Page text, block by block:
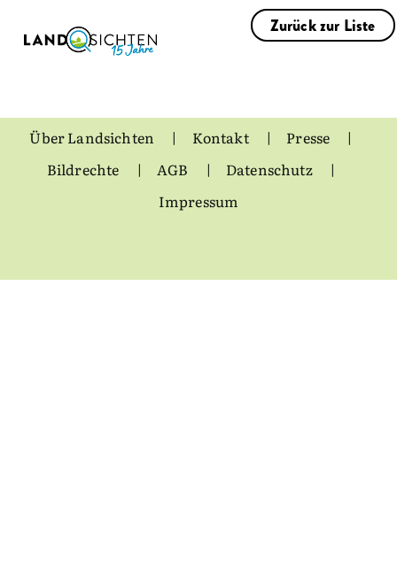
Zurück zur Liste
Über Landsichten Kontakt
Presse
Bildrechte
AGB
Datenschutz
Impressum